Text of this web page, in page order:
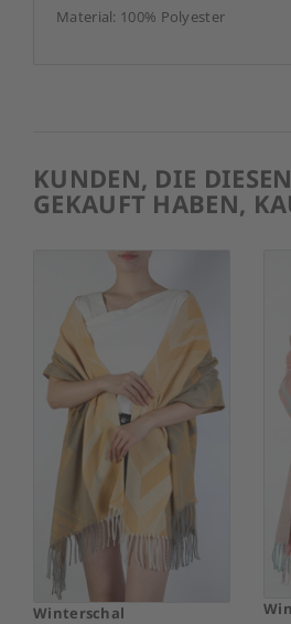
Material: 100% Polyester
KUNDEN, DIE
GEKAUFT HABEN,
Winterschal